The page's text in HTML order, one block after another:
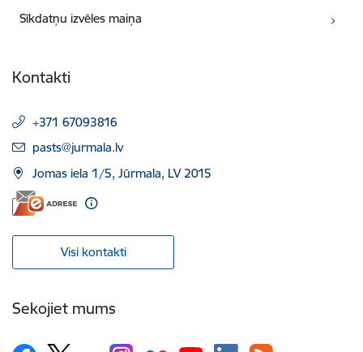
Sīkdatņu izvēles maiņa
Kontakti
+371 67093816
E-pasts:
pasts@jurmala.lv
Jomas iela 1/5, Jūrmala, LV 2015
Visi kontakti
Sekojiet mums